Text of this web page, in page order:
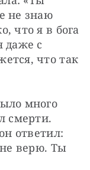
не знаю
что я в бога
даже с
что так
много
смерти.
ответил:
верю. Ты